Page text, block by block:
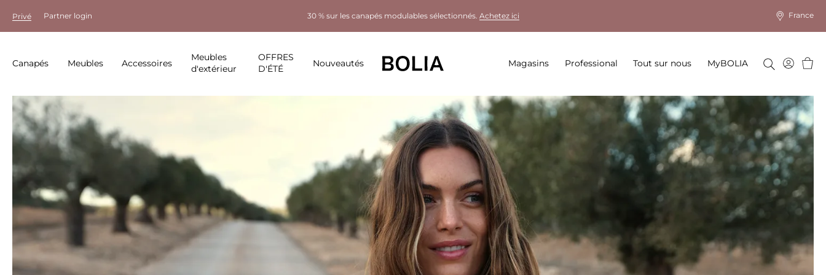
Privé Partner login 30 % sur les canapés modulables sélectionnés. Achetez ici France
Canapés Meubles Accessoires
Meubles
d'extérieur
OFFRES
D'ÉTÉ
Nouveautés Magasins Professional Tout sur nous MyBOLIA